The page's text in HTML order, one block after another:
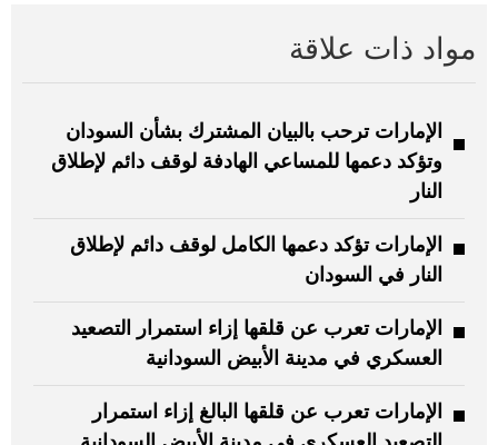
مواد ذات علاقة
الإمارات ترحب بالبيان المشترك بشأن السودان
وتؤكد دعمها للمساعي الهادفة لوقف دائم لإطلاق
النار
الإمارات تؤكد دعمها الكامل لوقف دائم لإطلاق
النار في السودان
الإمارات تعرب عن قلقها إزاء استمرار التصعيد
العسكري في مدينة الأبيض السودانية
الإمارات تعرب عن قلقها البالغ إزاء استمرار